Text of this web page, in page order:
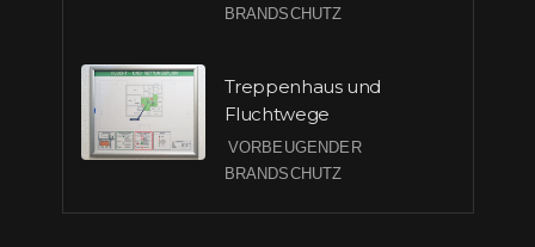
BRANDSCHUTZ
Treppenhaus und
Fluchtwege
VORBEUGENDER
BRANDSCHUTZ